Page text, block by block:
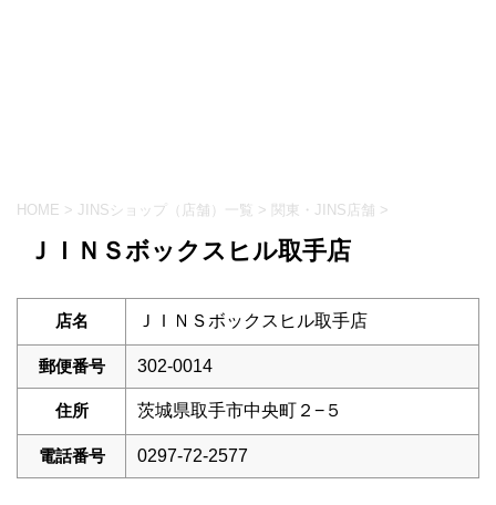
HOME > JINSショップ（店舗）一覧 > 関東・JINS店舗 >
ＪＩＮＳボックスヒル取手店
店名 ＪＩＮＳボックスヒル取手店
郵便番号 302-0014
住所 茨城県取手市中央町２−５
電話番号 0297-72-2577